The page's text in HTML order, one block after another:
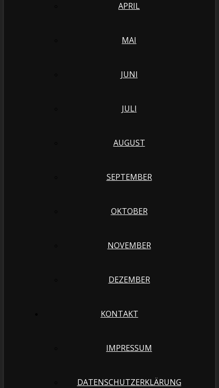
APRIL
MAI
JUNI
JULI
AUGUST
SEPTEMBER
OKTOBER
NOVEMBER
DEZEMBER
KONTAKT
IMPRESSUM
DATENSCHUTZERKLÄRUNG